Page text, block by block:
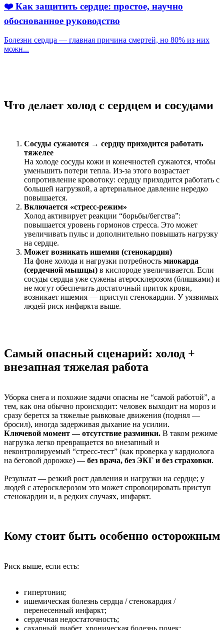
❤️ Как защитить сердце: простое, научно
обоснованное руководство
Болезни сердца — главная причина смертей, но 80% из них
можн...
Что делает холод с сердцем и сосудами
Сосуды сужаются → сердцу приходится работать
тяжелее
На холоде сосуды кожи и конечностей сужаются, чтобы
уменьшить потери тепла. Из-за этого возрастает
сопротивление кровотоку: сердцу приходится работать с
большей нагрузкой, а артериальное давление нередко
повышается.
Включается «стресс-режим»
Холод активирует реакции “борьбы/бегства”:
повышается уровень гормонов стресса. Это может
увеличивать пульс и дополнительно повышать нагрузку
на сердце.
Может возникать ишемия (стенокардия)
На фоне холода и нагрузки потребность миокарда
(сердечной мышцы) в кислороде увеличивается. Если
сосуды сердца уже сужены атеросклерозом (бляшками) и
не могут обеспечить достаточный приток крови,
возникает ишемия — приступ стенокардии. У уязвимых
людей риск инфаркта выше.
Самый опасный сценарий: холод +
внезапная тяжелая работа
Уборка снега и похожие задачи опасны не “самой работой”, а
тем, как она обычно происходит: человек выходит на мороз и
сразу берется за тяжелые рывковые движения (поднял —
бросил), иногда задерживая дыхание на усилии.
Ключевой момент — отсутствие разминки. В таком режиме
нагрузка легко превращается во внезапный и
неконтролируемый “стресс-тест” (как проверка у кардиолога
на беговой дорожке) — без врача, без ЭКГ и без страховки.
Результат — резкий рост давления и нагрузки на сердце; у
людей с атеросклерозом это может спровоцировать приступ
стенокардии и, в редких случаях, инфаркт.
Кому стоит быть особенно осторожным
Риск выше, если есть:
гипертония;
ишемическая болезнь сердца / стенокардия /
перенесенный инфаркт;
сердечная недостаточность;
сахарный диабет, хроническая болезнь почек;